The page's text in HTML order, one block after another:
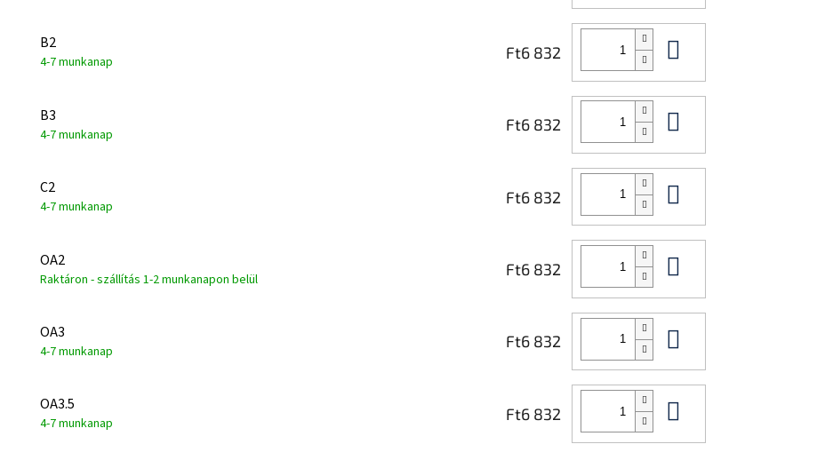
B2
4-7 munkanap
Ft6 832
B3
4-7 munkanap
Ft6 832
C2
4-7 munkanap
Ft6 832
OA2
Raktáron - szállítás 1-2 munkanapon belül
Ft6 832
OA3
4-7 munkanap
Ft6 832
OA3.5
4-7 munkanap
Ft6 832